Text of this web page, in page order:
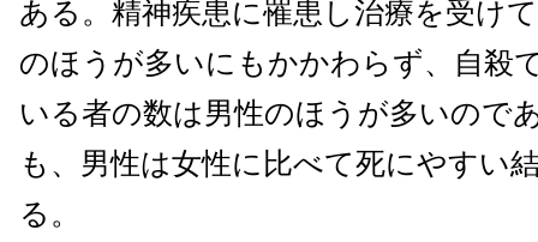
ある。精神疾患に罹患し治療を受け
のほうが多いにもかかわらず、自殺
いる者の数は男性のほうが多いので
も、男性は女性に比べて死にやすい
る。